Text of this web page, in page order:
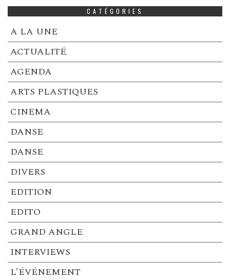
CATÉGORIES
A LA UNE
ACTUALITÉ
AGENDA
ARTS PLASTIQUES
CINEMA
DANSE
DANSE
DIVERS
EDITION
EDITO
GRAND ANGLE
INTERVIEWS
L’ÉVÉNEMENT